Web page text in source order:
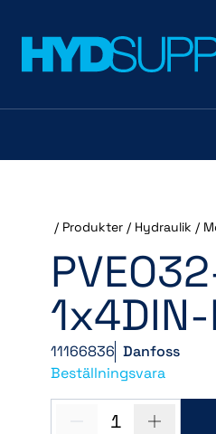
/ Produkter / Hydraulik /
11166836 Danfoss
Beställningsvara
1